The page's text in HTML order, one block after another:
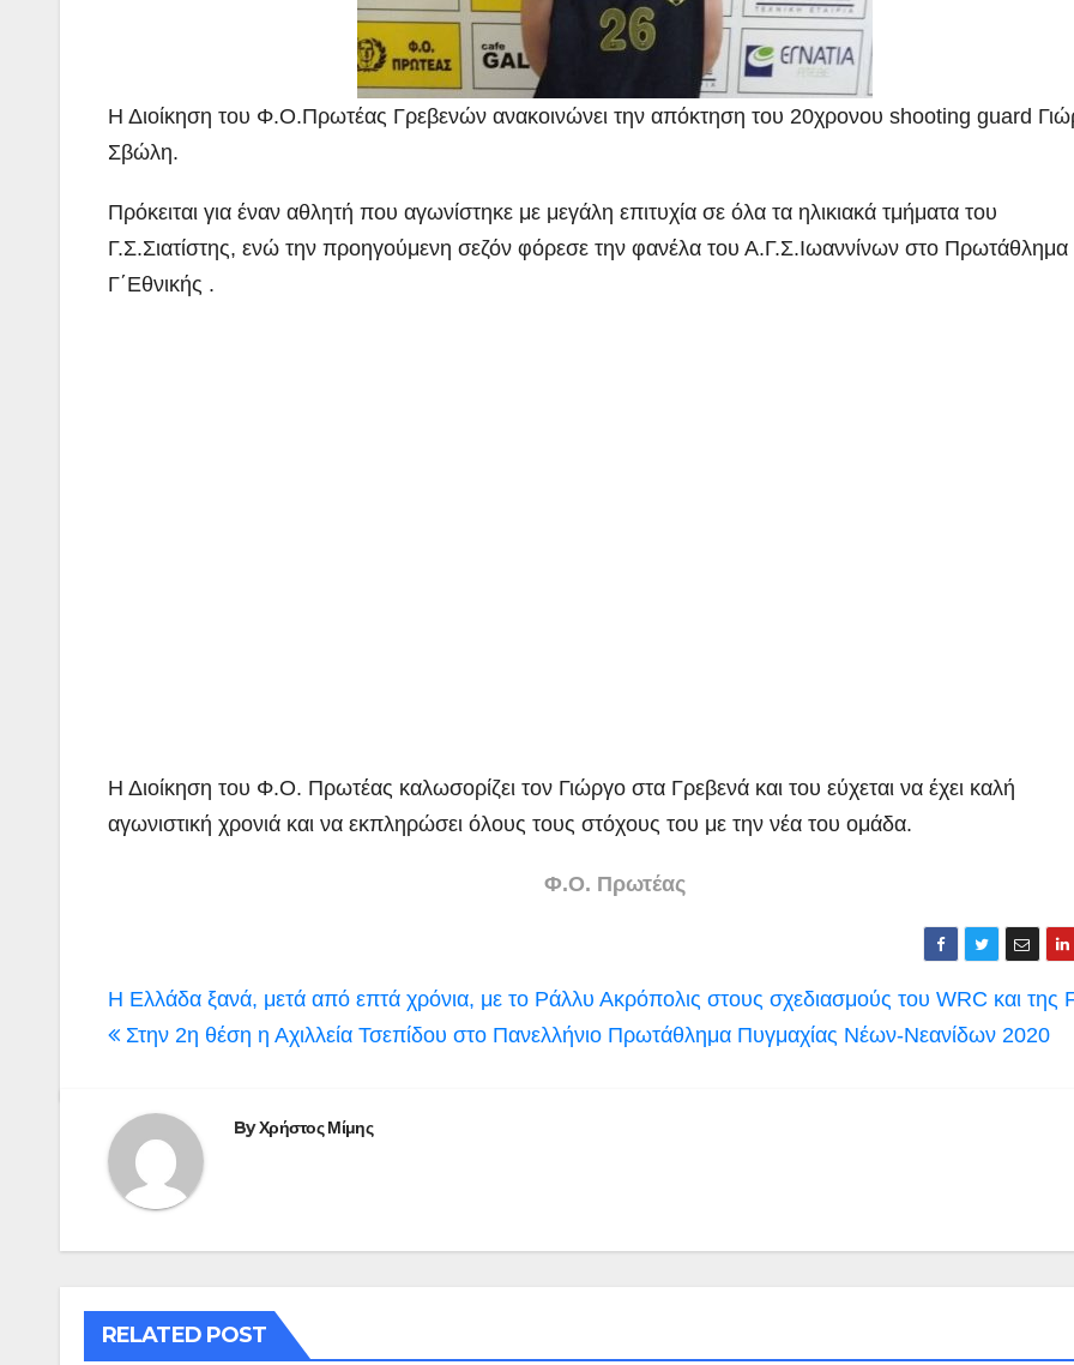
Η Διοίκηση του Φ.Ο.Πρωτέας Γρεβενών ανακοινώνει την απόκτηση του 20χρονου shooting guard
Σβώλη.
Πρόκειται για έναν αθλητή που αγωνίστηκε με μεγάλη επιτυχία σε όλα τα ηλικιακά τμήματα του
Γ.Σ.Σιατίστης, ενώ την προηγούμενη σεζόν φόρεσε την φανέλα του Α.Γ.Σ.Ιωαννίνων στο Πρωτάθλημα
Γ΄Εθνικής .
Η Διοίκηση του Φ.Ο. Πρωτέας καλωσορίζει τον Γιώργο στα Γρεβενά και του εύχεται να έχει καλή
αγωνιστική χρονιά και να εκπληρώσει όλους τους στόχους του με την νέα του ομάδα.
Φ.Ο. Πρωτέας
Πλοήγηση
άρθρων
Η Ελλάδα ξανά, μετά από επτά χρόνια, με το Ράλλυ Ακρόπολις στους σχεδιασμούς του WRC και της
Στην 2η θέση η Αχιλλεία Τσεπίδου στο Πανελλήνιο Πρωτάθλημα Πυγμαχίας Νέων-Νεανίδων 2020
ByΧρήστος Μίμης
RELATED POST